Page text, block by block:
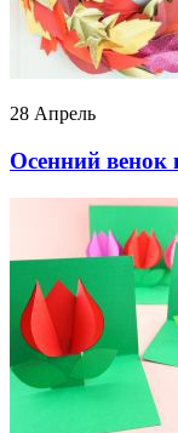
28 Апрель
Осенний венок